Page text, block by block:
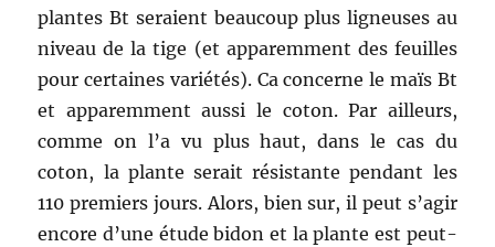
plantes Bt seraient beaucoup plus ligneuses au
niveau de la tige (et apparemment des feuilles
pour certaines variétés). Ca concerne le maïs Bt
et apparemment aussi le coton. Par ailleurs,
comme on l’a vu plus haut, dans le cas du
coton, la plante serait résistante pendant les
110 premiers jours. Alors, bien sur, il peut s’agir
encore d’une étude bidon et la plante est peut-